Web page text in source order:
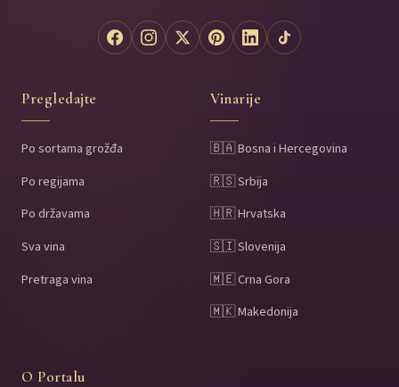
Pregledajte
Po sortama grožđa
Po regijama
Po državama
Sva vina
Pretraga vina
Vinarije
🇧🇦 Bosna i Hercegovina
🇷🇸 Srbija
🇭🇷 Hrvatska
🇸🇮 Slovenija
🇲🇪 Crna Gora
🇲🇰 Makedonija
O Portalu